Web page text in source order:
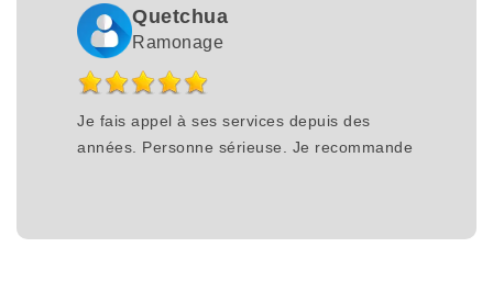
Quetchua
Ramonage
Je fais appel à ses services depuis des
années. Personne sérieuse. Je recommande